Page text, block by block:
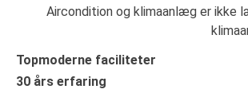
Aircondition og klimaanlæg er ikke
Topmoderne faciliteter
30 års erfaring